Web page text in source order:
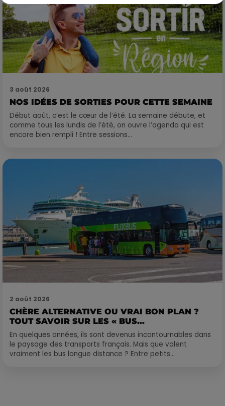
3 août 2026
NOS IDÉES DE SORTIES POUR CETTE SEMAINE
Début août, c’est le cœur de l’été. La semaine débute, et
comme tous les lundis de l’été, on ouvre l’agenda qui est
encore bien rempli ! Entre sessions...
2 août 2026
CHÈRE ALTERNATIVE OU VRAI BON PLAN ?
TOUT SAVOIR SUR LES « BUS...
En quelques années, ils sont devenus incontournables dans
le paysage des transports français. Mais que valent
vraiment les bus longue distance ? Entre petits...